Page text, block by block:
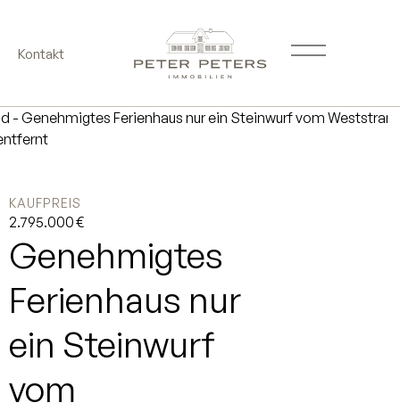
Kontakt
KAUFPREIS
2.795.000 €
Genehmigtes
Ferienhaus nur
ein Steinwurf
vom